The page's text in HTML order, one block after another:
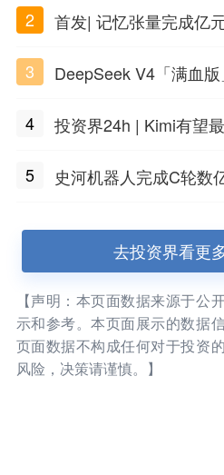
2
首发| 记忆张量完成亿
3
DeepSeek V4「满血
4
投资界24h | Kimi有望
5
史河机器人完成C轮数
去投资界看更
【声明：本页面数据来源于公
示和参考。本页面展示的数据
页面数据不构成任何对于投资
风险，决策请谨慎。】